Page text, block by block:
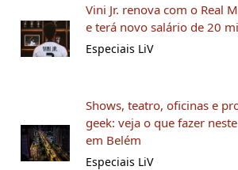
Vini Jr. renova com o Real
e terá novo salário de 20
Especiais LiV
Shows, teatro, oficinas e
geek: veja o que fazer
em Belém
Especiais LiV